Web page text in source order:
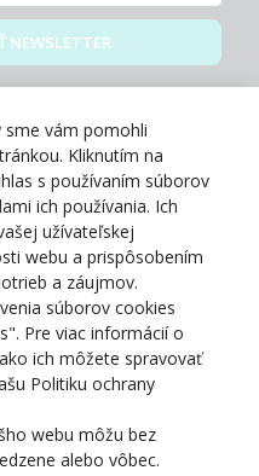
NEWSLETTER
sme vám pomohli
Kliknutím na
s používaním súborov
ich používania. Ich
užívateľskej
webu a prispôsobením
a záujmov.
súborov cookies
Pre viac informácií o
ich môžete spravovať
Politiku ochrany
webu môžu bez
alebo vôbec.